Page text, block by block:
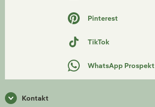
Pinterest
TikTok
WhatsApp Prospekt
Kontakt